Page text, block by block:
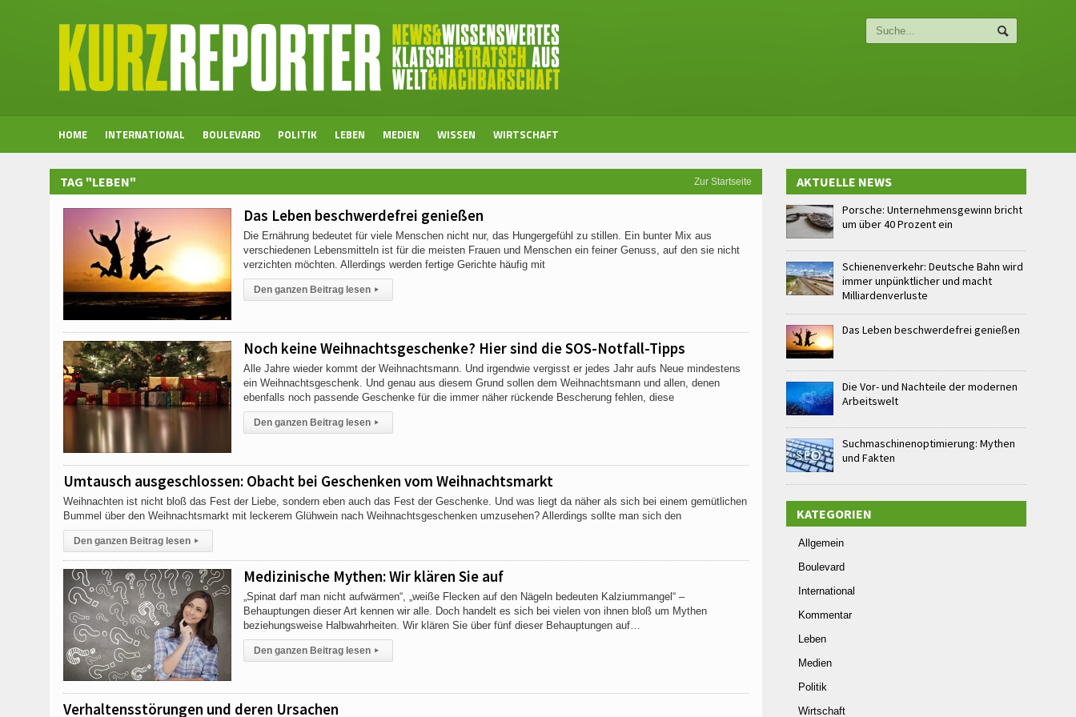
HOME INTERNATIONAL BOULEVARD POLITIK LEBEN MEDIEN WISSEN WIRTSCHAFT
Zur Startseite
TAG "LEBEN"
Das Leben beschwerdefrei genießen
Die Ernährung bedeutet für viele Menschen nicht nur, das Hungergefühl zu stillen. Ein bunter Mix aus
verschiedenen Lebensmitteln ist für die meisten Frauen und Menschen ein feiner Genuss, auf den sie nicht
verzichten möchten. Allerdings werden fertige Gerichte häufig mit
Den ganzen Beitrag lesen ▸
Noch keine Weihnachtsgeschenke? Hier sind die SOS-Notfall-Tipps
Alle Jahre wieder kommt der Weihnachtsmann. Und irgendwie vergisst er jedes Jahr aufs Neue mindestens
ein Weihnachtsgeschenk. Und genau aus diesem Grund sollen dem Weihnachtsmann und allen, denen
ebenfalls noch passende Geschenke für die immer näher rückende Bescherung fehlen, diese
Den ganzen Beitrag lesen ▸
Umtausch ausgeschlossen: Obacht bei Geschenken vom Weihnachtsmarkt
Weihnachten ist nicht bloß das Fest der Liebe, sondern eben auch das Fest der Geschenke. Und was liegt da näher als sich bei einem gemütlichen
Bummel über den Weihnachtsmarkt mit leckerem Glühwein nach Weihnachtsgeschenken umzusehen? Allerdings sollte man sich den
Den ganzen Beitrag lesen ▸
Medizinische Mythen: Wir klären Sie auf
„Spinat darf man nicht aufwärmen“, „weiße Flecken auf den Nägeln bedeuten Kalziummangel“ –
Behauptungen dieser Art kennen wir alle. Doch handelt es sich bei vielen von ihnen bloß um Mythen
beziehungsweise Halbwahrheiten. Wir klären Sie über fünf dieser Behauptungen auf…
Den ganzen Beitrag lesen ▸
Verhaltensstörungen und deren Ursachen
AKTUELLE NEWS
Porsche: Unternehmensgewinn bricht
um über 40 Prozent ein
Schienenverkehr: Deutsche Bahn wird
immer unpünktlicher und macht
Milliardenverluste
Das Leben beschwerdefrei genießen
Die Vor- und Nachteile der modernen
Arbeitswelt
Suchmaschinenoptimierung: Mythen
und Fakten
KATEGORIEN
Allgemein
Boulevard
International
Kommentar
Leben
Medien
Politik
Wirtschaft